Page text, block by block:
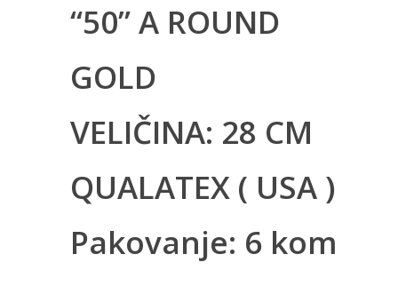
“50” A ROUND
GOLD
VELIČINA: 28 CM
QUALATEX ( USA )
Pakovanje: 6 kom